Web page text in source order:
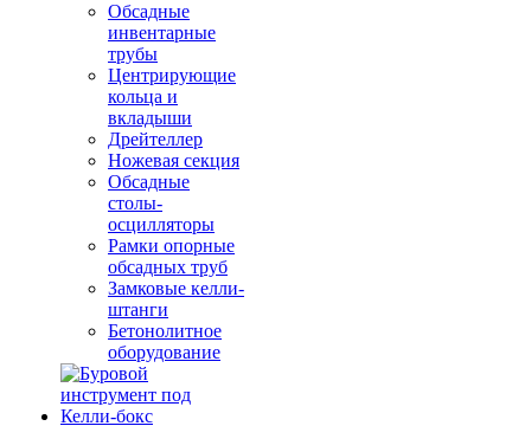
Обсадные
инвентарные
трубы
Центрирующие
кольца и
вкладыши
Дрейтеллер
Ножевая секция
Обсадные
столы-
осцилляторы
Рамки опорные
обсадных труб
Замковые келли-
штанги
Бетонолитное
оборудование